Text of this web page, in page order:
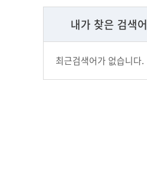
내가 찾은 검색어
최근검색어가 없습니다.